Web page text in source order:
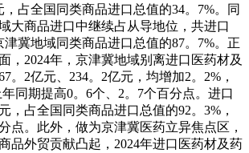
，占全国同类商品进口总值的34。7%。同
大商品进口中继续占从导地位，共进口
津冀地域同类商品进口总值的87。7%。正
，2024年，京津冀地域别离进口医药材及
。2亿元、234。2亿元，均增加2。2%，
同期提高0。6个、2。7个百分点。进口
，占全国同类商品进口总值的92。3%，
点。此外，做为京津冀医药立异焦点区，
品外贸贡献凸起，2024年进口医药材及药